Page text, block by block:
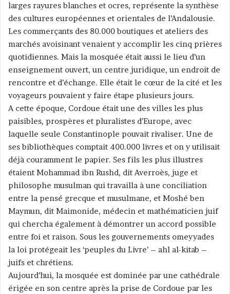
larges rayures blanches et ocres, représente la synthèse
des cultures européennes et orientales de l’Andalousie.
Les commerçants des 80.000 boutiques et ateliers des
marchés avoisinant venaient y accomplir les cinq prières
quotidiennes. Mais la mosquée était aussi le lieu d’un
enseignement ouvert, un centre juridique, un endroit de
rencontre et d’échange. Elle était le cœur de la cité et les
voyageurs pouvaient y faire étape plusieurs jours.
A cette époque, Cordoue était une des villes les plus
paisibles, prospères et pluralistes d’Europe, avec
laquelle seule Constantinople pouvait rivaliser. Une de
ses bibliothèques comptait 400.000 livres et on y utilisait
déjà couramment le papier. Ses fils les plus illustres
étaient Mohammad ibn Rushd, dit Averroès, juge et
philosophe musulman qui travailla à une conciliation
entre la pensé grecque et musulmane, et Moshé ben
Maymun, dit Maimonide, médecin et mathématicien juif
qui chercha également à démontrer un accord possible
entre foi et raison. Sous les gouvernements omeyyades
la loi protégeait les ‘peuples du Livre’ – ahl al-kitab –
juifs et chrétiens.
Aujourd’hui, la mosquée est dominée par une cathédrale
érigée en son centre après la prise de Cordoue par les